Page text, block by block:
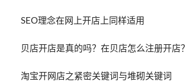
SEO理念在网上开店上同样适用
贝店开店是真的吗？在贝店怎么注册开店？
淘宝开网店之紧密关键词与堆砌关键词